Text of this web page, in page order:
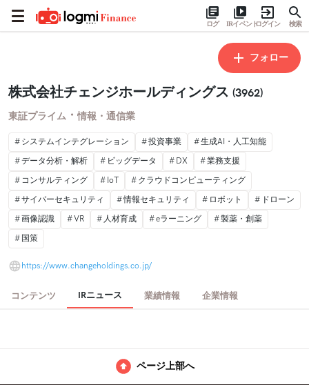
ログ IRイベントログイン 検索
フォロー
株式会社チェンジホールディングス (3962)
東証プライム ・ 情報・通信業
システムインテグレーション 投資事業
生成AI・人工知能
データ分析・解析
ビッグデータ DX
業務支援
コンサルティング
IoT
クラウドコンピューティング
サイバーセキュリティ
情報セキュリティ ロボット
ドローン
画像認識
VR 人材育成 eラーニング
製薬・創薬
国策
https://www.changeholdings.co.jp/
コンテンツ IRニュース 業績情報 企業情報
ページ上部へ